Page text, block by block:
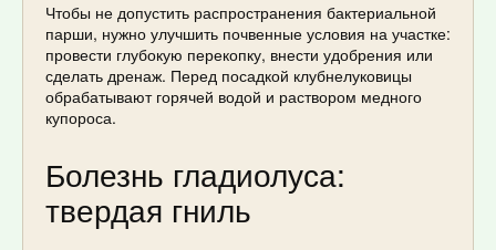
Чтобы не допустить распространения бактериальной
парши, нужно улучшить почвенные условия на участке:
провести глубокую перекопку, внести удобрения или
сделать дренаж. Перед посадкой клубнелуковицы
обрабатывают горячей водой и раствором медного
купороса.
Болезнь гладиолуса:
твердая гниль